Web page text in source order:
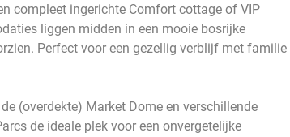
compleet ingerichte Comfort cottage of VIP
liggen midden in een mooie bosrijke
Perfect voor een gezellig verblijf met familie
(overdekte) Market Dome en verschillende
de ideale plek voor een onvergetelijke